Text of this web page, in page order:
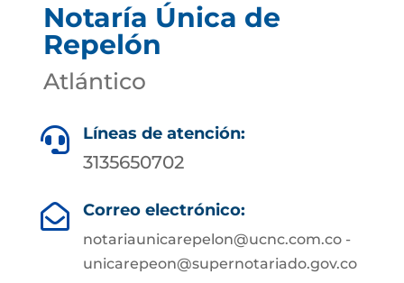
Notaría Única de
Repelón
Atlántico
 Líneas de atención:
3135650702
 Correo electrónico:
notariaunicarepelon@ucnc.com.co -
unicarepeon@supernotariado.gov.co